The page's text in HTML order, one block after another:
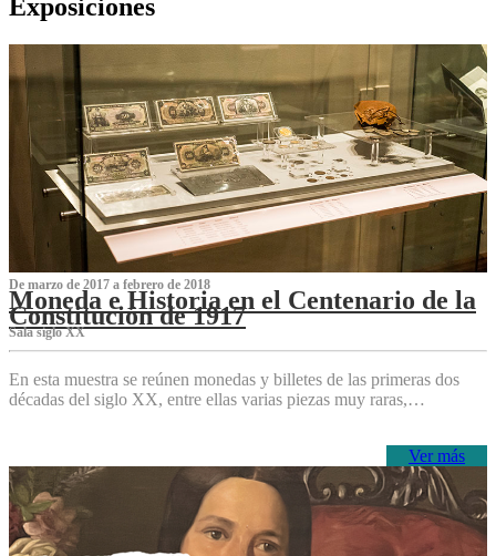
Exposiciones
De marzo de 2017 a febrero de 2018
Moneda e Historia en el Centenario de la
Constitución de 1917
Sala siglo XX
En esta muestra se reúnen monedas y billetes de las primeras dos
décadas del siglo XX, entre ellas varias piezas muy raras,…
Ver más